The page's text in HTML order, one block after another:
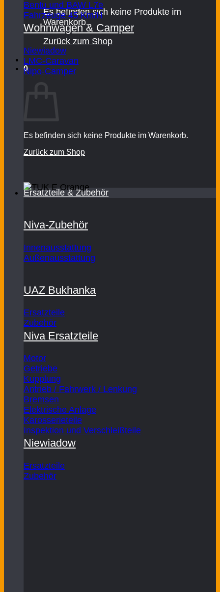
Es befinden sich keine Produkte im
Warenkorb.
Zurück zum Shop
0
Warenkorb
Es befinden sich keine Produkte im Warenkorb.
Zurück zum Shop
Bentu und BAW L7e
Fahrzeuge 45 Km/H
Wohnwagen & Camper
Niewiadow
LMC-Caravan
Nipo-Camper
Ersatzteile & Zubehör
Niva-Zubehör
Innenausstattung
Außenausstattung
UAZ Bukhanka
Ersatzteile
Zubehör
Niva Ersatzteile
Motor
Getriebe
Kupplung
Antrieb / Fahrwerk / Lenkung
Bremsen
Elektrische Anlage
Karosserieteile
Inspektion und Verschleißteile
Niewiadow
Ersatzteile
Zubehör